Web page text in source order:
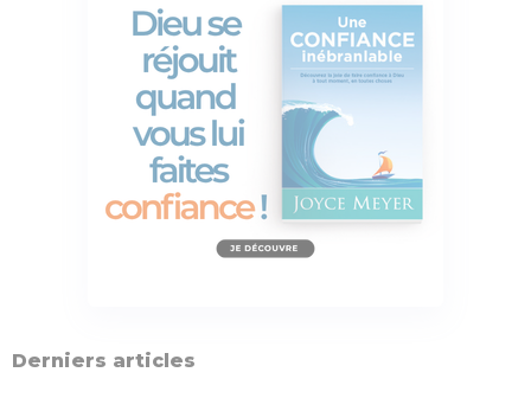
Derniers articles